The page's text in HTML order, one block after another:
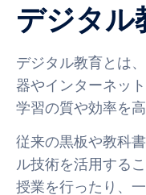
デジタル
デジタル教育とは
器やインターネッ
学習の質や効率を
従来の黒板や教科
ル技術を活用する
授業を行ったり、